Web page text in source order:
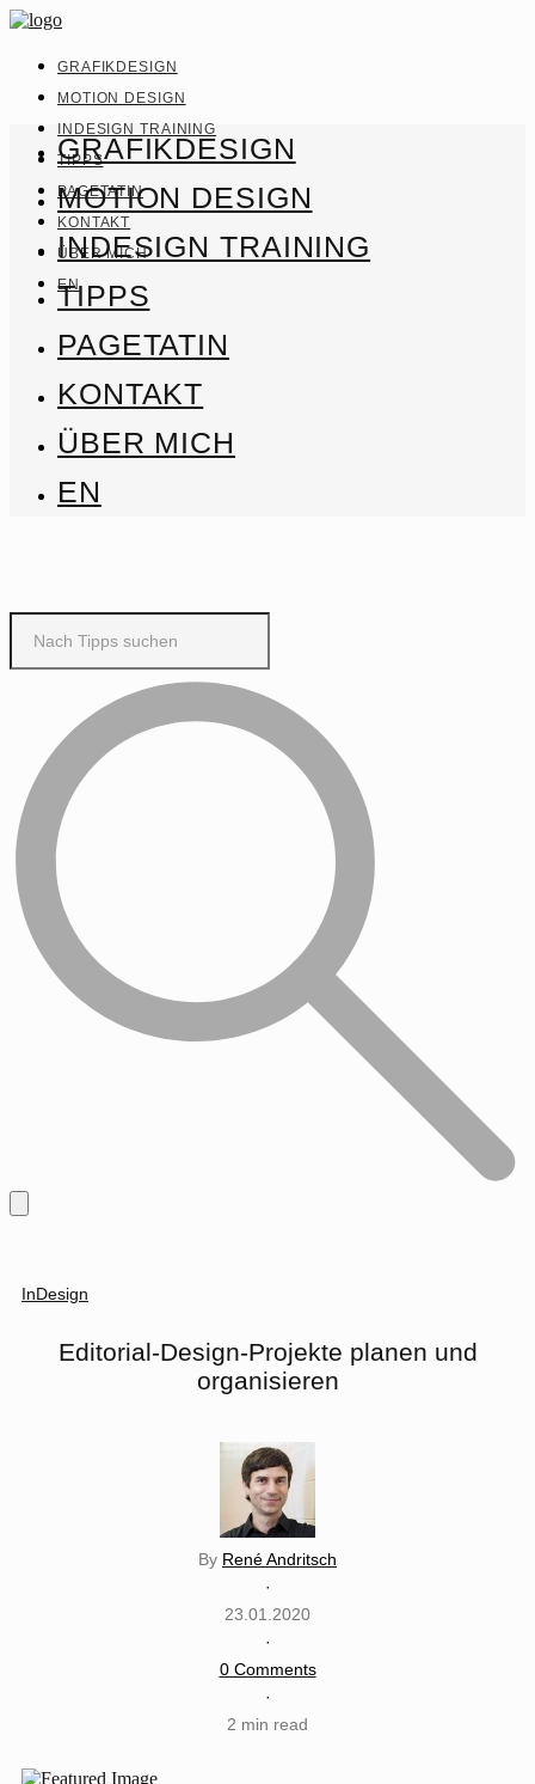
GRAFIKDESIGN
MOTION DESIGN
INDESIGN TRAINING
TIPPS
PAGETATIN
KONTAKT
ÜBER MICH
EN
GRAFIKDESIGN
MOTION DESIGN
INDESIGN TRAINING
TIPPS
PAGETATIN
KONTAKT
ÜBER MICH
EN
InDesign
Editorial-Design-Projekte planen und
organisieren
By René Andritsch
·
23.01.2020
·
0 Comments
·
2 min read